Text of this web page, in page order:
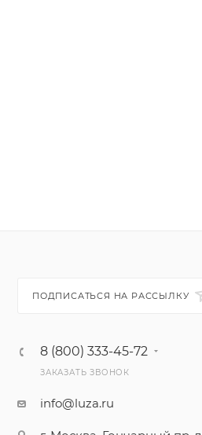
ПОДПИСАТЬСЯ НА РАССЫЛКУ
8 (800) 333-45-72
ЗАКАЗАТЬ ЗВОНОК
info@luza.ru